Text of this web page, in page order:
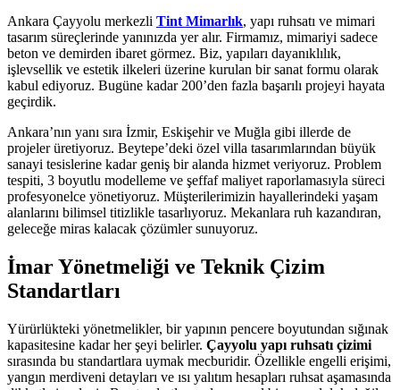
Ankara Çayyolu merkezli Tint Mimarlık, yapı ruhsatı ve mimari
tasarım süreçlerinde yanınızda yer alır. Firmamız, mimariyi sadece
beton ve demirden ibaret görmez. Biz, yapıları dayanıklılık,
işlevsellik ve estetik ilkeleri üzerine kurulan bir sanat formu olarak
kabul ediyoruz. Bugüne kadar 200’den fazla başarılı projeyi hayata
geçirdik.
Ankara’nın yanı sıra İzmir, Eskişehir ve Muğla gibi illerde de
projeler üretiyoruz. Beytepe’deki özel villa tasarımlarından büyük
sanayi tesislerine kadar geniş bir alanda hizmet veriyoruz. Problem
tespiti, 3 boyutlu modelleme ve şeffaf maliyet raporlamasıyla süreci
profesyonelce yönetiyoruz. Müşterilerimizin hayallerindeki yaşam
alanlarını bilimsel titizlikle tasarlıyoruz. Mekanlara ruh kazandıran,
geleceğe miras kalacak çözümler sunuyoruz.
İmar Yönetmeliği ve Teknik Çizim
Standartları
Yürürlükteki yönetmelikler, bir yapının pencere boyutundan sığınak
kapasitesine kadar her şeyi belirler. Çayyolu yapı ruhsatı çizimi
sırasında bu standartlara uymak mecburidir. Özellikle engelli erişimi,
yangın merdiveni detayları ve ısı yalıtım hesapları ruhsat aşamasında